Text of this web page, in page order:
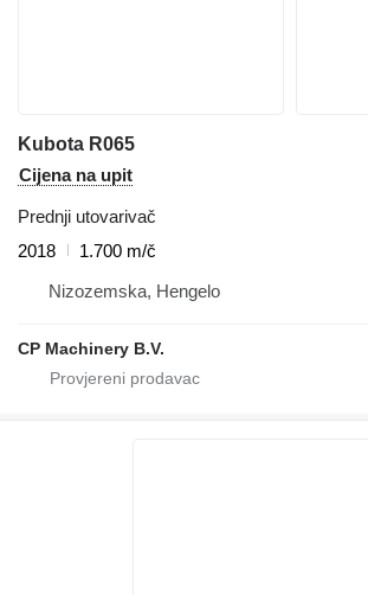
Kubota R065
Cijena na upit
Prednji utovarivač
2018
1.700 m/č
Nizozemska, Hengelo
CP Machinery B.V.